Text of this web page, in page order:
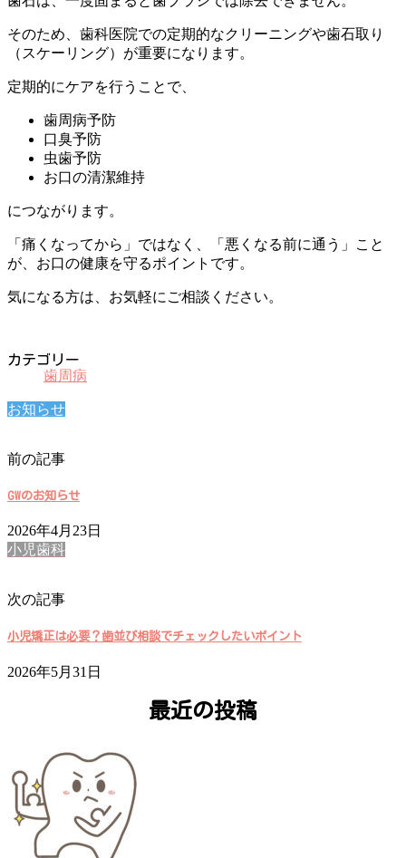
そのため、歯科医院での定期的なクリーニングや歯石取り
（スケーリング）が重要になります。
定期的にケアを行うことで、
歯周病予防
口臭予防
虫歯予防
お口の清潔維持
につながります。
「痛くなってから」ではなく、「悪くなる前に通う」こと
が、お口の健康を守るポイントです。
気になる方は、お気軽にご相談ください。
カテゴリー
歯周病
お知らせ
前の記事
GWのお知らせ
2026年4月23日
小児歯科
次の記事
小児矯正は必要？歯並び相談でチェックしたいポイント
2026年5月31日
最近の投稿